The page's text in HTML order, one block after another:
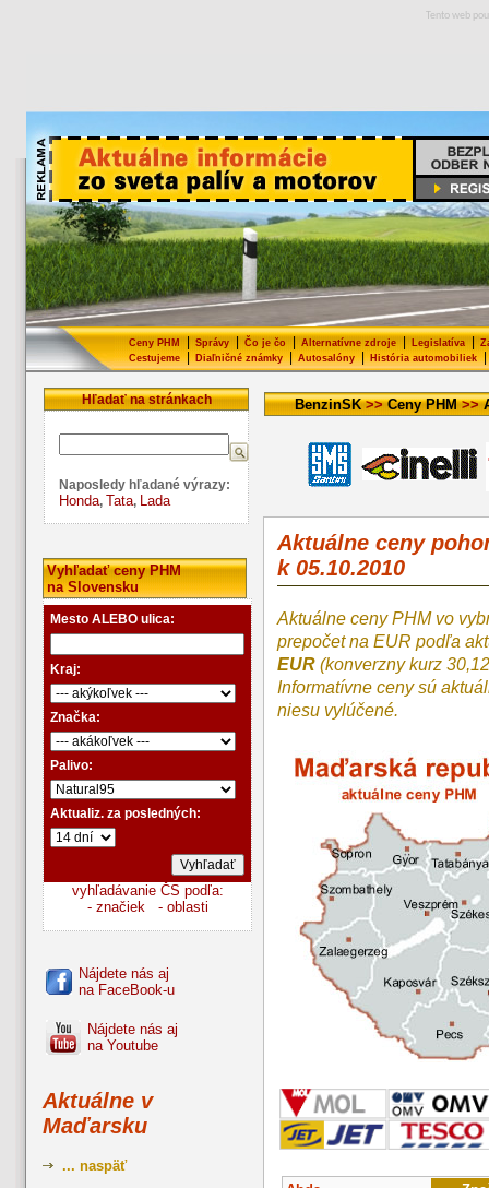
Tento web
Ceny PHM Správy Čo je čo Alternatívne zdroje Legislatíva
Cestujeme| Diaľničné známky| Autosalóny| História automobiliek|
Hľadať na stránkach
Naposledy hľadané výrazy:
Honda, Tata, Lada
Vyhľadať ceny PHM
na Slovensku
Mesto ALEBO ulica:
Kraj:
Značka:
Palivo:
Aktualiz. za posledných:
vyhľadávanie ČS podľa:
- značiek
- oblasti
Nájdete nás aj
na FaceBook-u
Nájdete nás aj
na Youtube
Aktuálne v
Maďarsku
... naspäť
BenzinSK>>Ceny PHM>>
Aktuálne ceny
k 05.10.2010
Aktuálne ceny PHM vo
prepočet na EUR podľa
EUR (konverzny kurz
Informatívne ceny sú
niesu vylúčené.